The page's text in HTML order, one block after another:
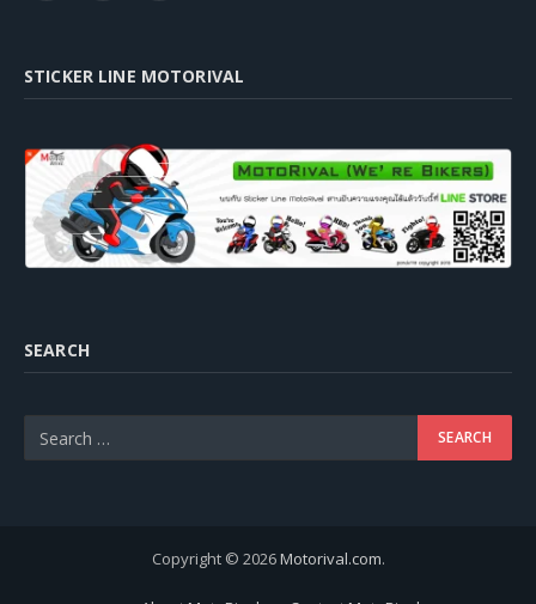
STICKER LINE MOTORIVAL
SEARCH
Copyright © 2026Motorival.com.